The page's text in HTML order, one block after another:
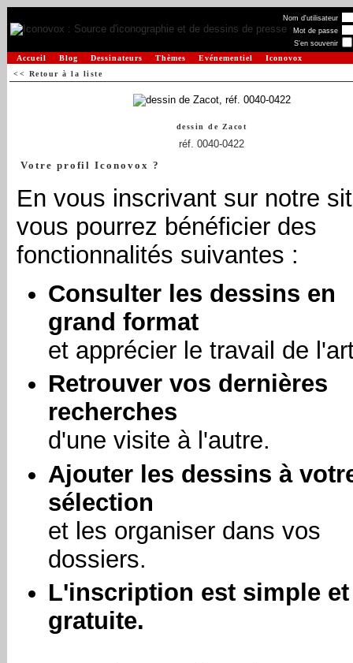
Nom d'utilisateur
Mot de passe
S'en souvenir
Accueil Blog Dessinateurs Thèmes Evénementiel
Iconovox
<< Retour à la liste
dessin de Zacot
réf. 0040-0422
Votre profil Iconovox ?
En vous inscrivant sur notre
vous pourrez bénéficier des
fonctionnalités suivantes :
Consulter les dessins en
grand format
et apprécier le travail de
Retrouver vos dernières
recherches
d'une visite à l'autre.
Ajouter les dessins à
sélection
et les organiser dans vos
dossiers.
L'inscription est simple et
gratuite.